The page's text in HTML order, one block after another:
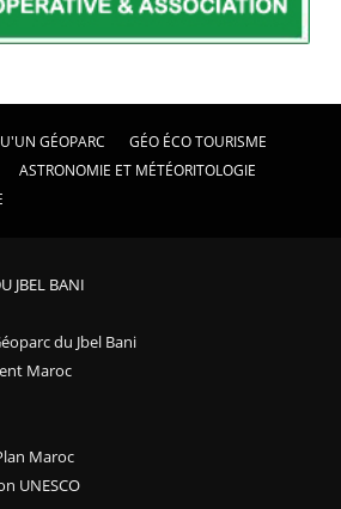
GÉOPARC
GÉO ÉCO TOURISME
ASTRONOMIE ET MÉTÉORITOLOGIE
JBEL BANI
du Jbel Bani
Maroc
Maroc
UNESCO